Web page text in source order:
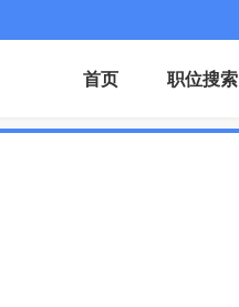
首页 职位搜索